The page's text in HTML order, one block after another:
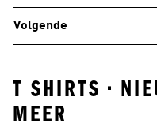
Volgende
T SHIRTS •
MEER